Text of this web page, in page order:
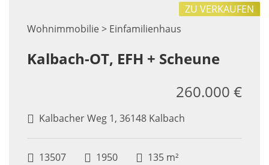
Wohnimmobilie > Einfamilienhaus
ZU VERKAUFEN
Kalbach-OT, EFH + Scheune
Kalbacher Weg 1, 36148 Kalbach
260.000 €
13507 1950 135 m²